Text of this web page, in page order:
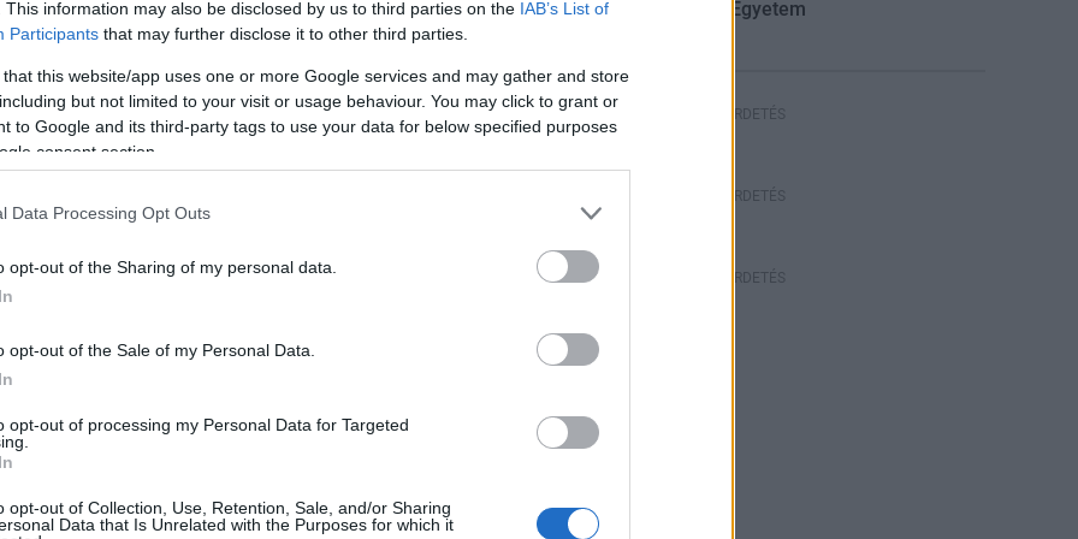
This information may also be disclosed by us to third parties on the IAB’s List of
Participants that may further disclose it to other third parties.
that this website/app uses one or more Google services and may gather and store
but not limited to your visit or usage behaviour. You may click to grant or
to Google and its third-party tags to use your data for below specified purposes
consent section.
Data Processing Opt Outs
opt-out of the Sharing of my personal data.
opt-out of the Sale of my Personal Data.
opt-out of processing my Personal Data for Targeted
opt-out of Collection, Use, Retention, Sale, and/or Sharing
Data that Is Unrelated with the Purposes for which it
Aztán időrendben a zárás is kiválóra sikerült a
kihagyott Goldmann Júlia az előbbi tényre
megelőzve a válogatott keret tagjait, köztük a
Ildikót is.
salgótarjáni sportolók végeztek
de a B és C döntőkben is voltak értékes
Helyi hírek
Ferenc Egyetem
HIRDETÉS
HIRDETÉS
HIRDETÉS